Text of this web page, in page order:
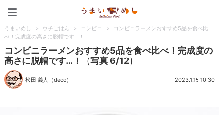
うまいめし > ウチごはん > コンビニ >
コンビニラーメンおすすめ5品を食べ比
べ！完成度の高さに脱帽です…！
コンビニラーメンおすすめ5品を食べ比べ！完成度の
高さに脱帽です…！（写真 6/12）
松田 義人（deco） 2023.1.15 10:30